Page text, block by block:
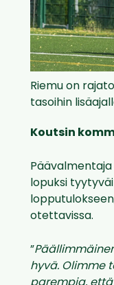
Riemu on
tasoihin
Koutsin
Päävalmentaja
lopuksi
otettavissa.
”
hyvä. Olimme
parempia,